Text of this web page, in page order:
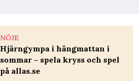
NÖJE
Hjärngympa i hängmattan i
sommar – spela kryss och spel
på allas.se